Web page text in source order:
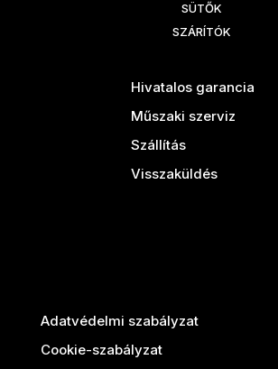
SÜTŐK
SZÁRÍTÓK
Hivatalos garancia
Műszaki szerviz
Szállítás
Visszaküldés
Adatvédelmi szabályzat
Cookie-szabályzat